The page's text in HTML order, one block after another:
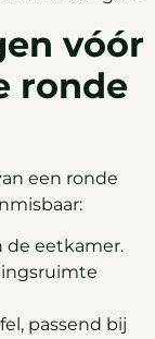
vóór
ronde
een ronde
de eetkamer.
passend bij